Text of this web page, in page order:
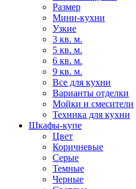
Размер
Мини-кухни
Узкие
3 кв. м.
5 кв. м.
6 кв. м.
9 кв. м.
Все для кухни
Варианты отделки
Мойки и смесители
Техника для кухни
Шкафы-купе
Цвет
Коричневые
Серые
Темные
Черные